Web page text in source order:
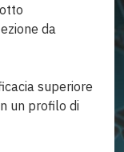
da
superiore
un profilo di